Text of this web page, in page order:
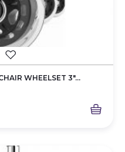
WHEELSET 3″...